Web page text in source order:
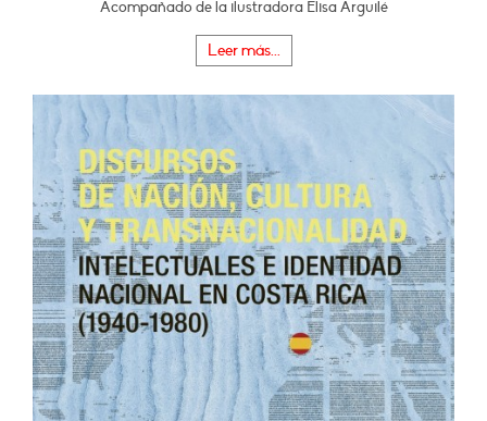
Acompañado de la ilustradora Elisa Arguilé
Leer más...